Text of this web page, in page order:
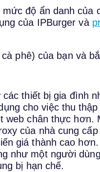
độ ẩn danh của
của IPBurger và
phê) của bạn và
thiết bị gia đình
cho việc thu
chân thực hơn.
của nhà cung
giá thành cao
như một người
bị hạn chế.